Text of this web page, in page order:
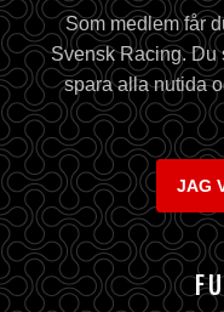
Som medlem får
Svensk Racing. Du
spara alla nutida
JAG